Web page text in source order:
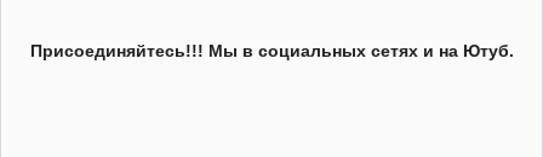
Присоединяйтесь!!! Мы в социальных сетях и на Ютуб.